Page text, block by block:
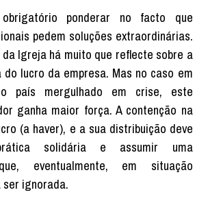
ponderar no facto que
pedem soluções extraordinárias.
Igreja há muito que reflecte sobre a
lucro da empresa. Mas no caso em
país mergulhado em crise, este
ganha maior força. A contenção na
(a haver), e a sua distribuição deve
solidária e assumir uma
eventualmente, em situação
ignorada.